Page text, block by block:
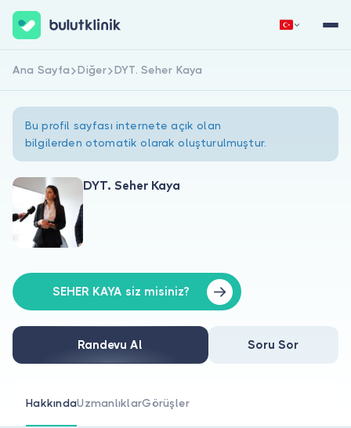
Hakkımızda
Doktorlar için
Doktor musunuz?
Hemen Kaydol
Ana Sayfa Diğer DYT. Seher Kaya
Bu profil sayfası internete açık olan
bilgilerden otomatik olarak oluşturulmuştur.
DYT. Seher Kaya
SEHER KAYA siz misiniz?
Randevu Al Soru Sor
HakkındaUzmanlıklarGörüşler